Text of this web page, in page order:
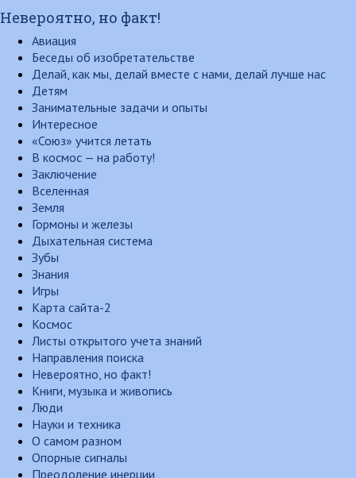
Невероятно, но факт!
Авиация
Беседы об изобретательстве
Делай, как мы, делай вместе с нами, делай лучше нас
Детям
Занимательные задачи и опыты
Интересное
«Союз» учится летать
В космос — на работу!
Заключение
Вселенная
Земля
Гормоны и железы
Дыхательная система
Зубы
Знания
Игры
Карта сайта-2
Космос
Листы открытого учета знаний
Направления поиска
Невероятно, но факт!
Книги, музыка и живопись
Люди
Науки и техника
О самом разном
Опорные сигналы
Преодоление инерции